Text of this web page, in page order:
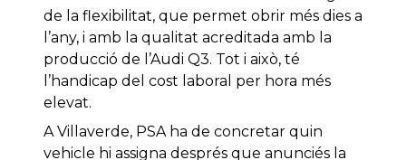
de la flexibilitat, que permet obrir més dies a
l’any, i amb la qualitat acreditada amb la
producció de l’Audi Q3. Tot i això, té
l’handicap del cost laboral per hora més
elevat.
A Villaverde, PSA ha de concretar quin
vehicle hi assigna després que anunciés la